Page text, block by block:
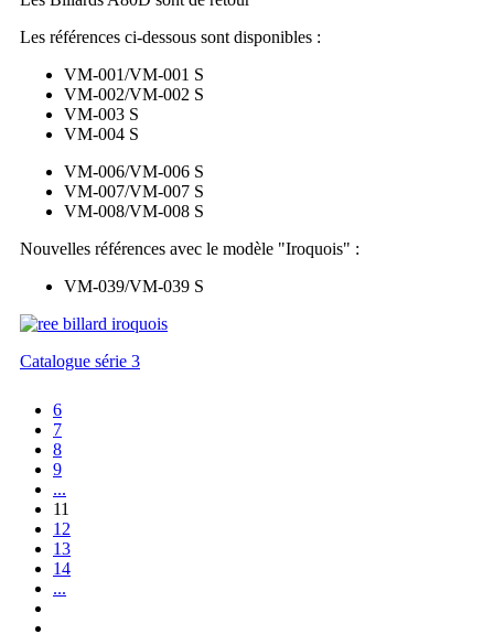
Les références ci-dessous sont disponibles :
VM-001/VM-001 S
VM-002/VM-002 S
VM-003 S
VM-004 S
VM-006/VM-006 S
VM-007/VM-007 S
VM-008/VM-008 S
Nouvelles références avec le modèle "Iroquois" :
VM-039/VM-039 S
Catalogue série 3
6
7
8
9
...
11
12
13
14
...